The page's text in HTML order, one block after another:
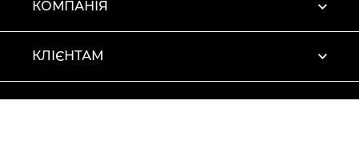
КОМПАНІЯ
КЛІЄНТАМ